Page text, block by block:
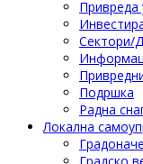
Привреда
Сектори/
Подршка
Радна
Локална